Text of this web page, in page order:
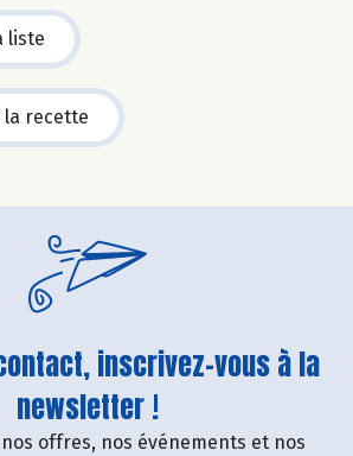
liste
la recette
inscrivez-vous à la
newsletter !
offres, nos événements et nos